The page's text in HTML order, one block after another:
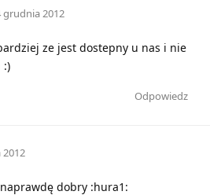
grudnia 2012
ze jest dostepny u nas i nie
:)
Odpowiedz
dobry :hura1: